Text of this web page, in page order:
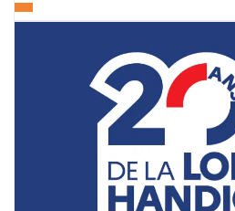
droits. Face à ce constat
Tour de France des
2025 par le ministère chargé
du Handicap afin de
fonctionnement des
des personnes handicapées